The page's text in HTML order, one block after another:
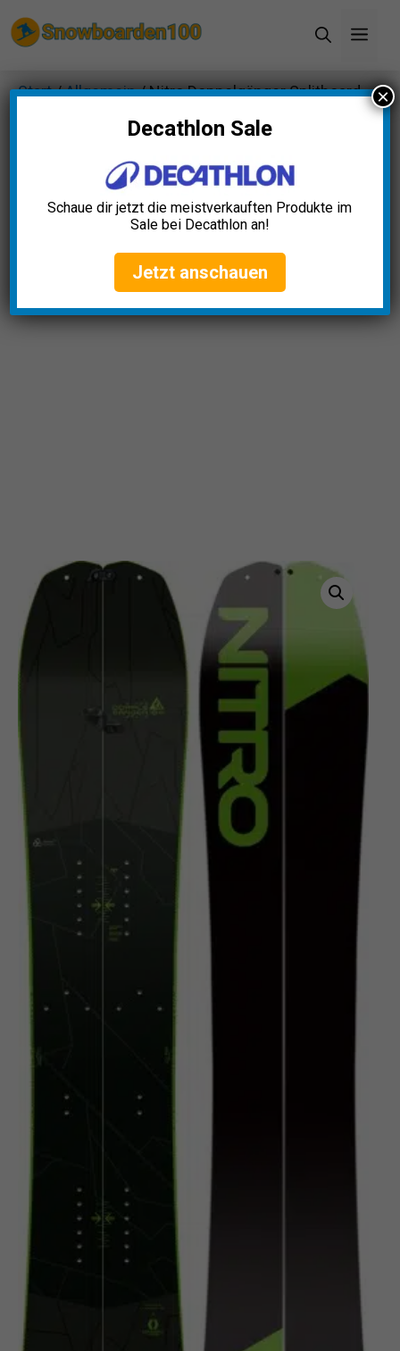
Inhalt
Start/Allgemein/ Nitro Doppelgänger Splitboard
Decathlon Sale
Schaue dir jetzt die meistverkauften Produkte im
Sale bei Decathlon an!
Jetzt anschauen
×